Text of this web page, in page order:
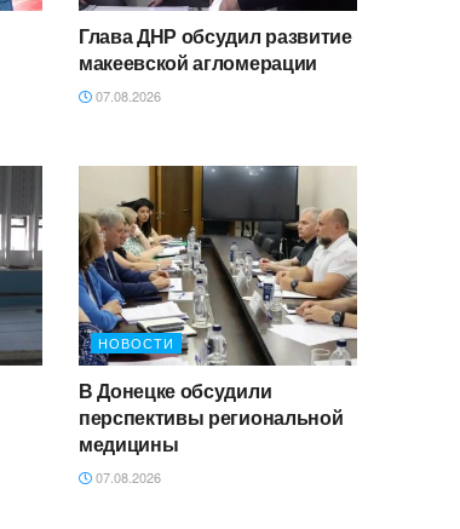
Глава ДНР обсудил развитие
макеевской агломерации
07.08.2026
НОВОСТИ
В Донецке обсудили
перспективы региональной
медицины
07.08.2026